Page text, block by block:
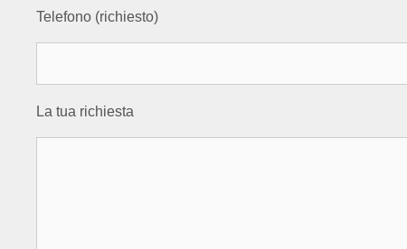
Telefono (richiesto)
La tua richiesta